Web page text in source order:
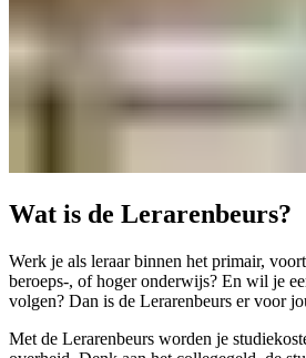
Wat is de Lerarenbeurs?
Werk je als leraar binnen het primair,
beroeps-, of hoger onderwijs? En wil je
volgen? Dan is de Lerarenbeurs er voor
Met de Lerarenbeurs worden je